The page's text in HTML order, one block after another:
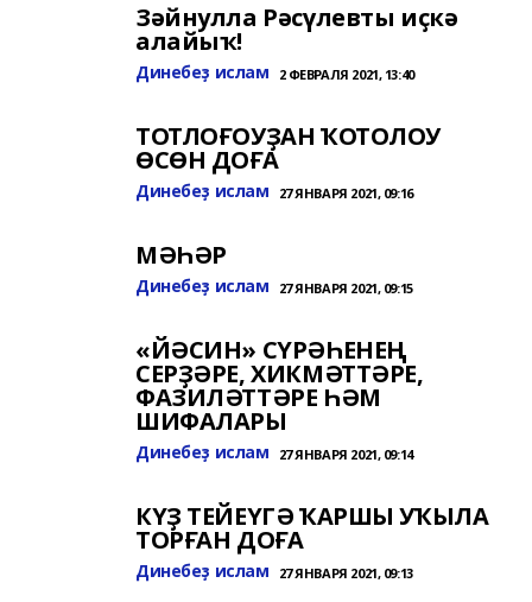
Зәйнулла Рәсүлевты иҫкә
алайыҡ!
Динебеҙ ислам 2 ФЕВРАЛЯ 2021, 13:40
ТОТЛОҒОУҘАН ҠОТОЛОУ
ӨСӨН ДОҒА
Динебеҙ ислам 27 ЯНВАРЯ 2021, 09:16
МӘҺӘР
Динебеҙ ислам 27 ЯНВАРЯ 2021, 09:15
«ЙӘСИН» СҮРӘҺЕНЕҢ
СЕРҘӘРЕ, ХИКМӘТТӘРЕ,
ФАЗИЛӘТТӘРЕ ҺӘМ
ШИФАЛАРЫ
Динебеҙ ислам 27 ЯНВАРЯ 2021, 09:14
КҮҘ ТЕЙЕҮГӘ ҠАРШЫ УҠЫЛА
ТОРҒАН ДОҒА
Динебеҙ ислам 27 ЯНВАРЯ 2021, 09:13